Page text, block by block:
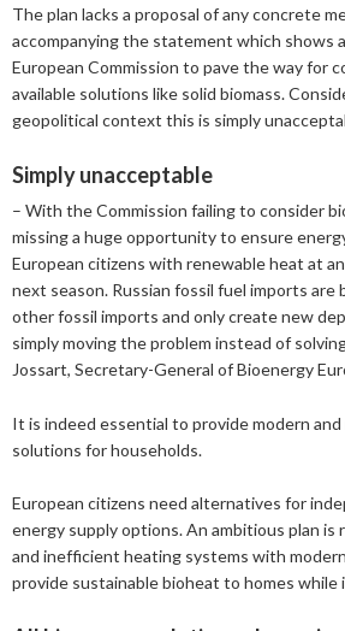
Mars
Januari
September
Augusti
Juni
Maj
April
Oktober
September
Augusti
Juli
Juni
Februari
December
Oktober
Augusti
Juni
Maj
2022
December
November
Oktober
September
Augusti
Mars
Januari
2021
December
Oktober
September
Augusti
Maj
Februari
2020
December
November
Oktober
Juni
April
2019
November
Oktober
Juli
April
Februari
Januari
2018
Mars
Januari
Oktober
Augusti
April
Mars
November
September
Juli
Juni
2015
Oktober
Augusti
Juli
Augusti
Maj
April
2013
Oktober
September
December
Oktober
2011
December
2010
Finns det mark?
Exempel på bioenergi
Definitioner av bioenergi
Hedersmedlemmar
Konkurrensrättsligt
Svebios stadgar
Medlemmar
Konferenser och event
Nordic Pellets Conference
Stora biokraft- och värmekonferensen
Svebio Fuel Market Day
Svebios vår- och årsmöteskonferens
Publikationer och dokument
Projekt inom bioenergi
Avslutade projekt
Nätverk och samarbeten
BioDriv
Integritetspolicy (GDPR)
Våra kanaler
Kontakt
The plan lacks a proposal of any concrete
accompanying the statement which shows
European Commission to pave the way for
available solutions like solid biomass.
geopolitical context this is simply
Simply unacceptable
– With the Commission failing to consider
missing a huge opportunity to ensure
European citizens with renewable heat at
next season. Russian fossil fuel imports are
other fossil imports and only create new
simply moving the problem instead of
Jossart, Secretary-General of Bioenergy
It is indeed essential to provide modern
solutions for households.
European citizens need alternatives for
energy supply options. An ambitious plan is
and inefficient heating systems with
provide sustainable bioheat to homes while